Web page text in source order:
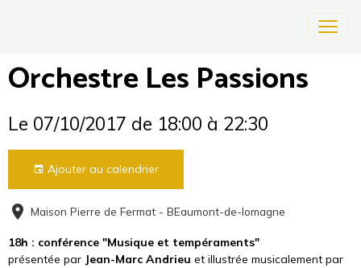
Orchestre Les Passions
Le 07/10/2017 de 18:00 à 22:30
Ajouter au calendrier
Maison Pierre de Fermat - BEaumont-de-lomagne
18h : conférence "Musique et tempéraments"
présentée par Jean-Marc Andrieu et illustrée musicalement par